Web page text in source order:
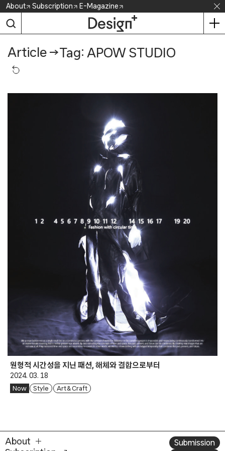
Skip
content
About Subscription E-Magazine
Article →Tag: APOW STUDIO
원형적 시간성을 지닌 패션, 해체와 결합으로부터
2024. 03. 18
Now Style Art & Craft
About
Submission